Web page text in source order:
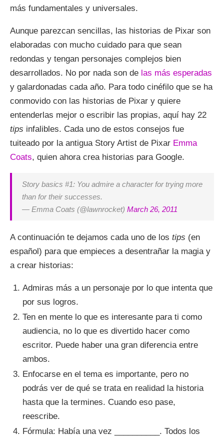
más fundamentales y universales.
Aunque parezcan sencillas, las historias de Pixar son
elaboradas con mucho cuidado para que sean
redondas y tengan personajes complejos bien
desarrollados. No por nada son de las más esperadas
y galardonadas cada año. Para todo cinéfilo que se ha
conmovido con las historias de Pixar y quiere
entenderlas mejor o escribir las propias, aquí hay 22
tips infalibles. Cada uno de estos consejos fue
tuiteado por la antigua Story Artist de Pixar Emma
Coats, quien ahora crea historias para Google.
Story basics #1: You admire a character for trying more
than for their successes.
— Emma Coats (@lawnrocket) March 26, 2011
A continuación te dejamos cada uno de los tips (en
español) para que empieces a desentrañar la magia y
a crear historias:
Admiras más a un personaje por lo que intenta que
por sus logros.
Ten en mente lo que es interesante para ti como
audiencia, no lo que es divertido hacer como
escritor. Puede haber una gran diferencia entre
ambos.
Enfocarse en el tema es importante, pero no
podrás ver de qué se trata en realidad la historia
hasta que la termines. Cuando eso pase,
reescribe.
Fórmula: Había una vez __________. Todos los